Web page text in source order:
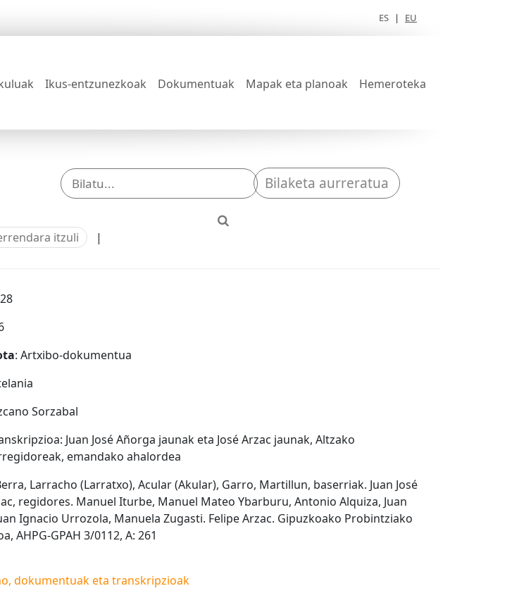
ES | EU
Ikus-entzunezkoak Dokumentuak Mapak eta planoak Hemeroteka
Bilaketa aurreratua
itzuli |
: Artxibo-dokumentua
Sorzabal
Juan José Añorga jaunak eta José Arzac jaunak, Altzako
emandako ahalordea
Larracho (Larratxo), Acular (Akular), Garro, Martillun, baserriak. Juan José
regidores. Manuel Iturbe, Manuel Mateo Ybarburu, Antonio Alquiza, Juan
Ignacio Urrozola, Manuela Zugasti. Felipe Arzac. Gipuzkoako Probintziako
AHPG-GPAH 3/0112, A: 261
dokumentuak eta transkripzioak